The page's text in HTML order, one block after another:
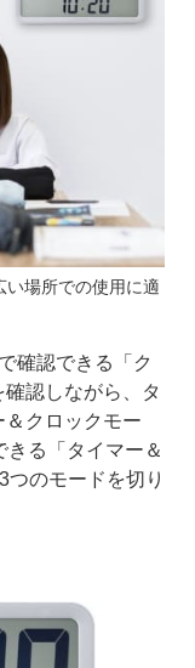
い場所での使用に適
確認できる「ク
認しながら、タ
クロックモー
きる「タイマー＆
つのモードを切り